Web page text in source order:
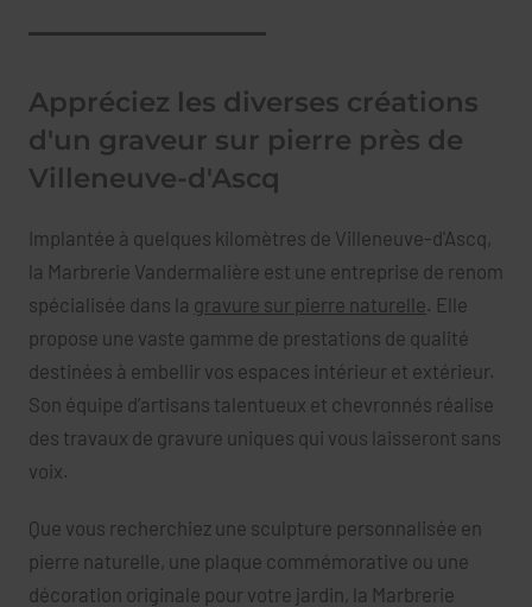
Appréciez les diverses créations
d'un graveur sur pierre près de
Villeneuve-d'Ascq
Implantée à quelques kilomètres de Villeneuve-d'Ascq,
la Marbrerie Vandermalière est une entreprise de renom
spécialisée dans la gravure sur pierre naturelle. Elle
propose une vaste gamme de prestations de qualité
destinées à embellir vos espaces intérieur et extérieur.
Son équipe d’artisans talentueux et chevronnés réalise
des travaux de gravure uniques qui vous laisseront sans
voix.
Que vous recherchiez une sculpture personnalisée en
pierre naturelle, une plaque commémorative ou une
décoration originale pour votre jardin, la Marbrerie